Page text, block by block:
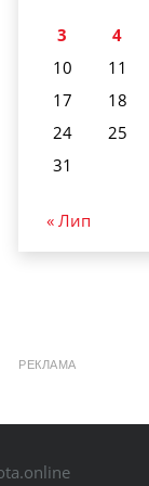
3
4
10
11
17
18
24
25
31
« Лип
РЕКЛАМА